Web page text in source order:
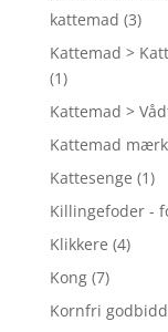
kattemad (3)
Kattemad >
(1)
Kattemad >
Kattemad
Kattesenge (1)
Killingefoder -
Klikkere (4)
Kong (7)
Kornfri